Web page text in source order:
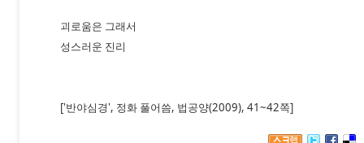
괴로움은 그래서
성스러운 진리
['반야심경', 정화 풀어씀, 법공양(2009), 41~42쪽]